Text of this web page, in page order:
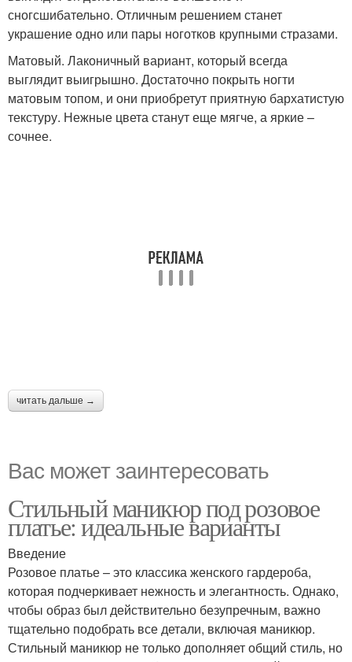
сногсшибательно. Отличным решением станет
украшение одно или пары ноготков крупными стразами.
Матовый. Лаконичный вариант, который всегда
выглядит выигрышно. Достаточно покрыть ногти
матовым топом, и они приобретут приятную бархатистую
текстуру. Нежные цвета станут еще мягче, а яркие –
сочнее.
читать дальше →
Вас может заинтересовать
Стильный маникюр под розовое
платье: идеальные варианты
Введение
Розовое платье – это классика женского гардероба,
которая подчеркивает нежность и элегантность. Однако,
чтобы образ был действительно безупречным, важно
тщательно подобрать все детали, включая маникюр.
Стильный маникюр не только дополняет общий стиль, но